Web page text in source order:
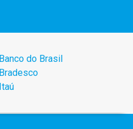
Banco do Brasil
Bradesco
Itaú